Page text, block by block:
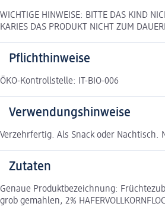
WICHTIGE HINWEISE: BITTE DAS KIND
KARIES DAS PRODUKT NICHT ZUM
Pflichthinweise
ÖKO-Kontrollstelle: IT-BIO-006
Verwendungshinweise
Verzehrfertig. Als Snack oder Nachtisch.
Zutaten
Genaue Produktbezeichnung:
grob gemahlen, 2%